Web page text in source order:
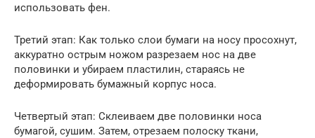
использовать фен.
Третий этап: Как только слои бумаги на носу просохнут,
аккуратно острым ножом разрезаем нос на две
половинки и убираем пластилин, стараясь не
деформировать бумажный корпус носа.
Четвертый этап: Склеиваем две половинки носа
бумагой, сушим. Затем, отрезаем полоску ткани,